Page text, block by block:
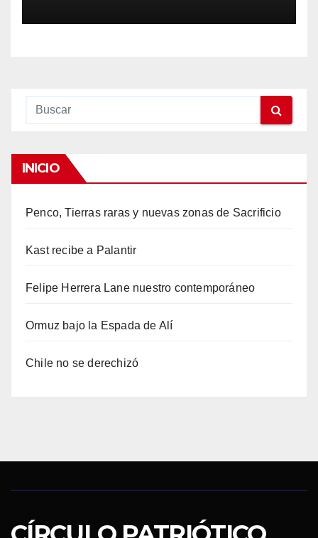
INICIO
Penco, Tierras raras y nuevas zonas de Sacrificio
Kast recibe a Palantir
Felipe Herrera Lane nuestro contemporáneo
Ormuz bajo la Espada de Alí
Chile no se derechizó